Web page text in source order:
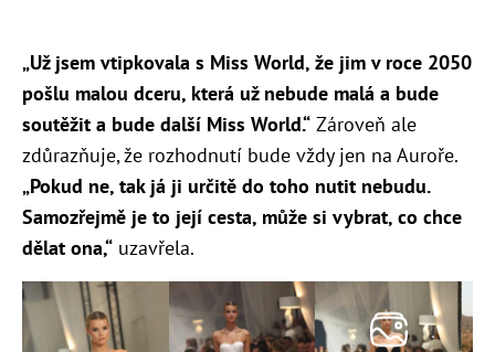
„Už jsem vtipkovala s Miss World, že jim v roce 2050
pošlu malou dceru, která už nebude malá a bude
soutěžit a bude další Miss World.“ Zároveň ale
zdůrazňuje, že rozhodnutí bude vždy jen na Auroře.
„Pokud ne, tak já ji určitě do toho nutit nebudu.
Samozřejmě je to její cesta, může si vybrat, co chce
dělat ona,“ uzavřela.